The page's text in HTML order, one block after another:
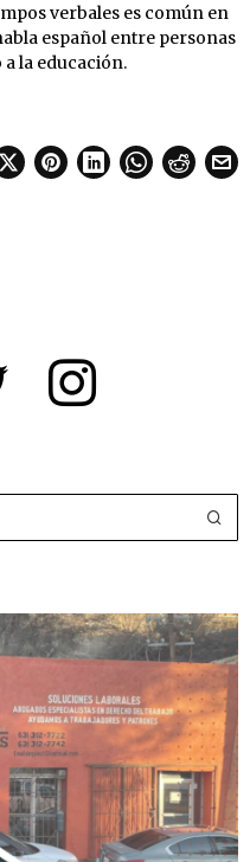
verbales es común en
español entre personas
la educación.